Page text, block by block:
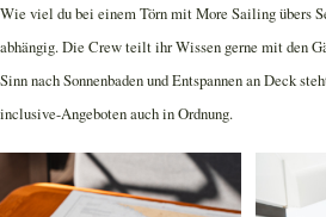
Wie viel du bei einem Törn mit More Sailing übers
abhängig. Die Crew teilt ihr Wissen gerne mit den
Sinn nach Sonnenbaden und Entspannen an Deck
inclusive-Angeboten auch in Ordnung.